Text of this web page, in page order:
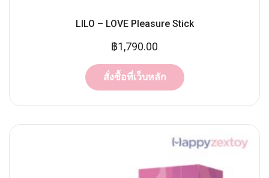
LILO – LOVE Pleasure Stick
฿1,790.00
สั่งซื้อที่เว็บหลัก